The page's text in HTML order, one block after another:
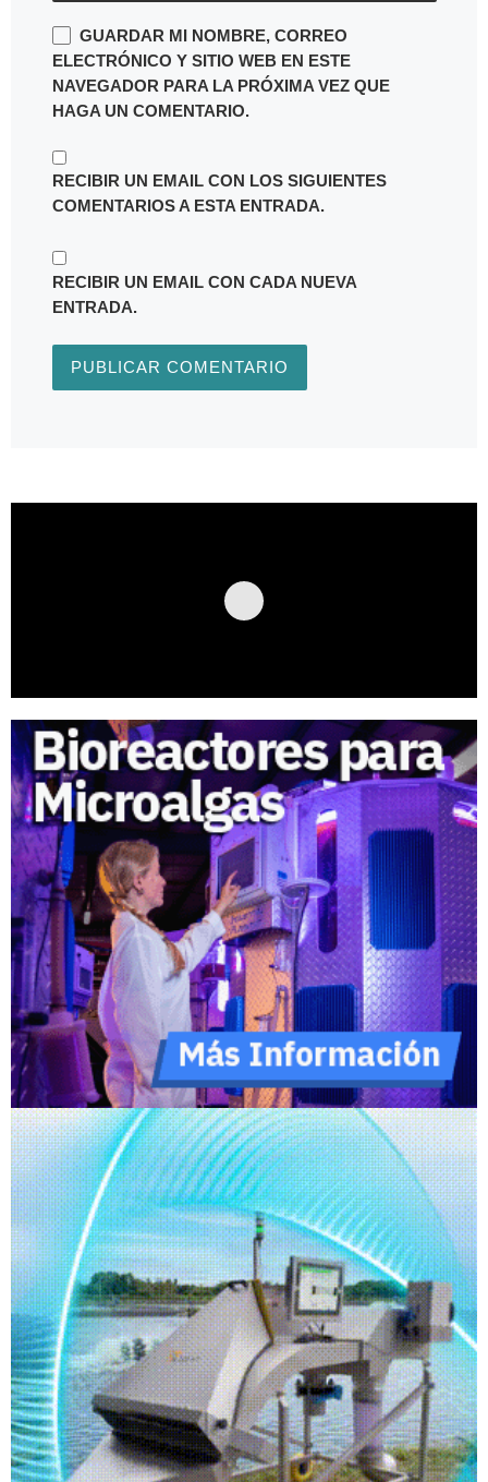
GUARDAR MI NOMBRE, CORREO
ELECTRÓNICO Y SITIO WEB EN ESTE
NAVEGADOR PARA LA PRÓXIMA VEZ QUE
HAGA UN COMENTARIO.
RECIBIR UN EMAIL CON LOS SIGUIENTES
COMENTARIOS A ESTA ENTRADA.
RECIBIR UN EMAIL CON CADA NUEVA
ENTRADA.